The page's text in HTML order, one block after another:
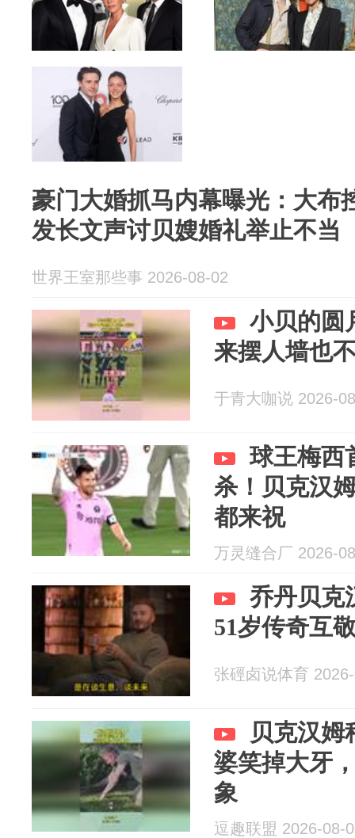
豪门大婚抓马内幕曝光：大布
发长文声讨贝嫂婚礼举止不当
世界王室那些事 2026-08-02
小贝的圆
来摆人墙也
于青大咖说 2026-
球王梅西
杀！贝克汉
都来祝
万灵缝合厂 2026-
乔丹贝克
51岁传奇互
张硜卤说体育
贝克汉姆
婆笑掉大牙
象
逗趣联盟 2026-08-